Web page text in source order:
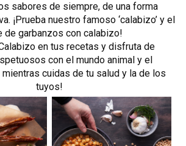
sabores de siempre, de una forma
¡Prueba nuestro famoso ‘calabizo’ y el
de garbanzos con calabizo!
en tus recetas y disfruta de
con el mundo animal y el
cuidas de tu salud y la de los
tuyos!